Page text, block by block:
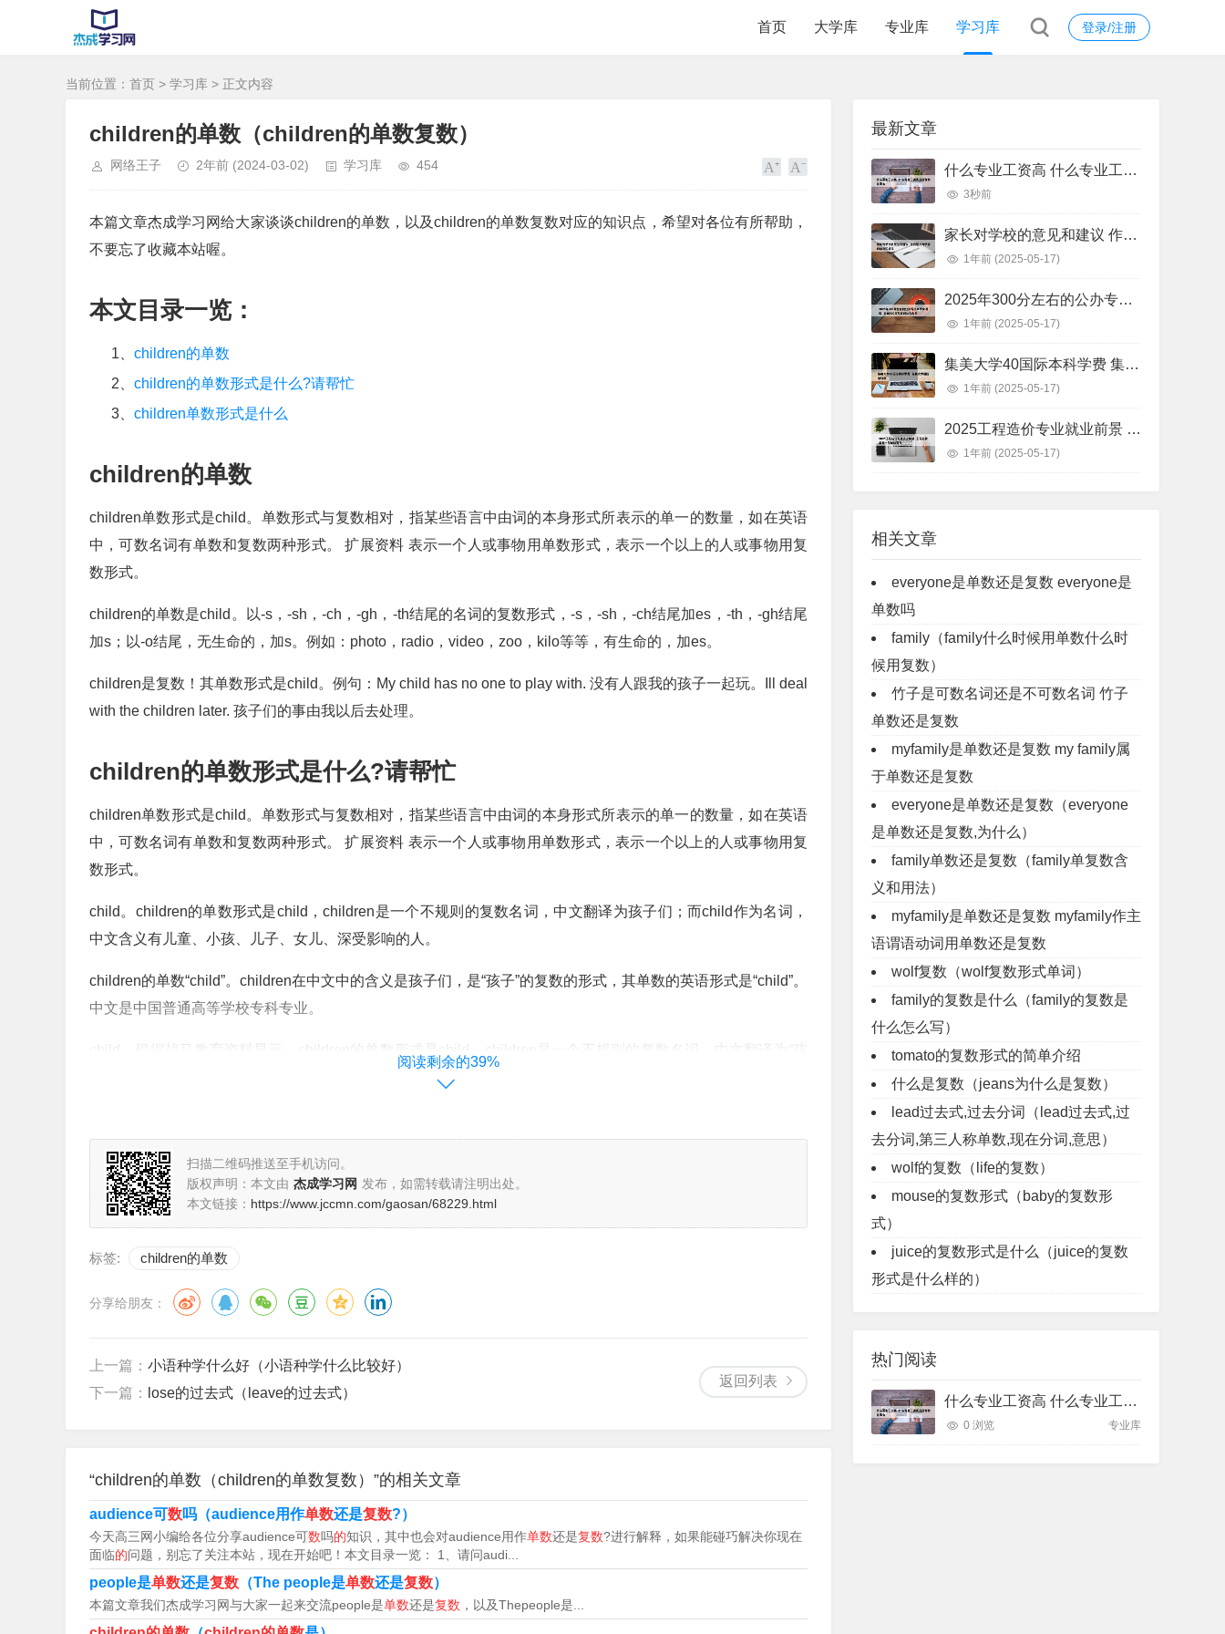
登录/注册
首页 大学库 专业库 学习库
当前位置： 首页 > 学习库 > 正文内容
children的单数（children的单数复数）
网络王子 2年前 (2024-03-02) 学习库 454
本篇文章杰成学习网给大家谈谈children的单数，以及children的单数复数对应的知识点，希望对各位有所帮助，
不要忘了收藏本站喔。
本文目录一览：
1、 children的单数
2、 children的单数形式是什么?请帮忙
3、 children单数形式是什么
children的单数
children单数形式是child。单数形式与复数相对，指某些语言中由词的本身形式所表示的单一的数量，如在英语
中，可数名词有单数和复数两种形式。 扩展资料 表示一个人或事物用单数形式，表示一个以上的人或事物用复
数形式。
children的单数是child。以-s，-sh，-ch，-gh，-th结尾的名词的复数形式，-s，-sh，-ch结尾加es，-th，-gh结尾
加s；以-o结尾，无生命的，加s。例如：photo，radio，video，zoo，kilo等等，有生命的，加es。
children是复数！其单数形式是child。例句：My child has no one to play with. 没有人跟我的孩子一起玩。Ill deal
with the children later. 孩子们的事由我以后去处理。
children的单数形式是什么?请帮忙
children单数形式是child。单数形式与复数相对，指某些语言中由词的本身形式所表示的单一的数量，如在英语
中，可数名词有单数和复数两种形式。 扩展资料 表示一个人或事物用单数形式，表示一个以上的人或事物用复
数形式。
child。children的单数形式是child，children是一个不规则的复数名词，中文翻译为孩子们；而child作为名词，
中文含义有儿童、小孩、儿子、女儿、深受影响的人。
children的单数“child”。children在中文中的含义是孩子们，是“孩子”的复数的形式，其单数的英语形式是“child”。
中文是中国普通高等学校专科专业。
child。根据战马教育资料显示，children的单数形式是child。children是一个不规则的复数名词，中文翻译为“孩
子们”；而child作为名词，中文含义有“儿童”、“小孩”、“儿子”、“女儿”、“深受…影响的人”。
with the children later. 孩子们的事由我以后去处理。
children单数形式是什么
1、children单数形式是child。单数形式与复数相对，指某些语言中由词的本身形式所表示的单一的数量，如在英
复数形式。
deal with the children later. 孩子们的事由我以后去处理。
4、Children是英文单词，它的发音是 /tldrn/，表示指未成年人，尤指未满18岁的少年儿童。这个单词是复数形
式，指的是多个孩子，而单数形式为child，指的是一个孩子。
5、children 是child 的复数形式 ，谓语动词应使用复数形式。
6、children意思是孩子，是复数。单数是child。
阅读剩余的39%
扫描二维码推送至手机访问。
版权声明：本文由 杰成学习网 发布，如需转载请注明出处。
本文链接： https://www.jccmn.com/gaosan/68229.html
标签: children的单数
分享给朋友：
返回列表
上一篇： 小语种学什么好（小语种学什么比较好）
下一篇：
lose的过去式（leave的过去式）
“children的单数（children的单数复数）”的相关文章
audience可数吗（audience用作单数还是复数?）
今天高三网小编给各位分享audience可数吗的知识，其中也会对audience用作单数还是复数?进行解释，如果能碰巧解决你现在
面临的问题，别忘了关注本站，现在开始吧！本文目录一览： 1、请问audi...
people是单数还是复数 （The people是单数还是复数）
本篇文章我们杰成学习网与大家一起来交流people是单数还是复数 ，以及Thepeople是...
最新文章
什么专业工资高 什么专业工资高且适合物化生女
3秒前
家长对学校的意见和建议 作为家长对学校的意见和建议
1年前 (2025-05-17)
2025年300分左右的公办专科大学有哪些 全国300分左右的公办大专
1年前 (2025-05-17)
集美大学40国际本科学费 集美大学国际本科班
1年前 (2025-05-17)
2025工程造价专业就业前景 工程造价未来十年就业前景
1年前 (2025-05-17)
相关文章
everyone是单数还是复数 everyone是
单数吗
family（family什么时候用单数什么时
候用复数）
竹子是可数名词还是不可数名词 竹子
单数还是复数
myfamily是单数还是复数 my family属
于单数还是复数
everyone是单数还是复数（everyone
是单数还是复数,为什么）
family单数还是复数（family单复数含
义和用法）
myfamily是单数还是复数 myfamily作主
语谓语动词用单数还是复数
wolf复数（wolf复数形式单词）
family的复数是什么（family的复数是
什么怎么写）
tomato的复数形式的简单介绍
什么是复数（jeans为什么是复数）
lead过去式,过去分词（lead过去式,过
去分词,第三人称单数,现在分词,意思）
wolf的复数（life的复数）
mouse的复数形式（baby的复数形
式）
juice的复数形式是什么（juice的复数
形式是什么样的）
热门阅读
什么专业工资高 什么专业工资高且适合物化生女
0 浏览 专业库